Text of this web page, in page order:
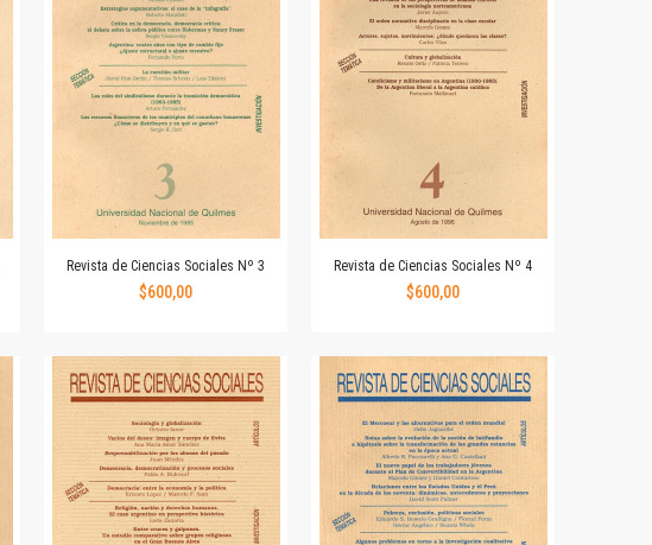
Revista de Ciencias Sociales Nº 3
$600,00
Revista de Ciencias Sociales Nº 4
$600,00